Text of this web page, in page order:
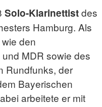
Solo-Klarinettistdes
Hamburg. Als
den
MDR sowie des
Rundfunks, der
Bayerischen
arbeitete er mit